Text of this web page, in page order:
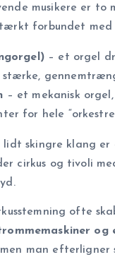
musikere er to
forbundet med
– et orgel
stærke,
– et mekanisk
for hele
lidt skingre klang
cirkus og tivoli
ofte
og
men man efterligner